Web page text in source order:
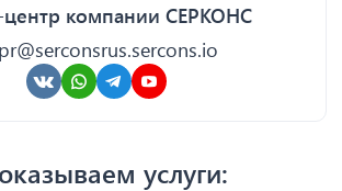
центр компании СЕРКОНС
pr@serconsrus.sercons.io
услуги: